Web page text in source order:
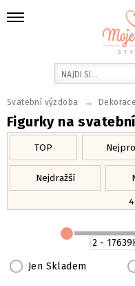
Figurky na
Svatební výzdoba → Dekorace
TOP
Nejdražší
4
Jen Skladem